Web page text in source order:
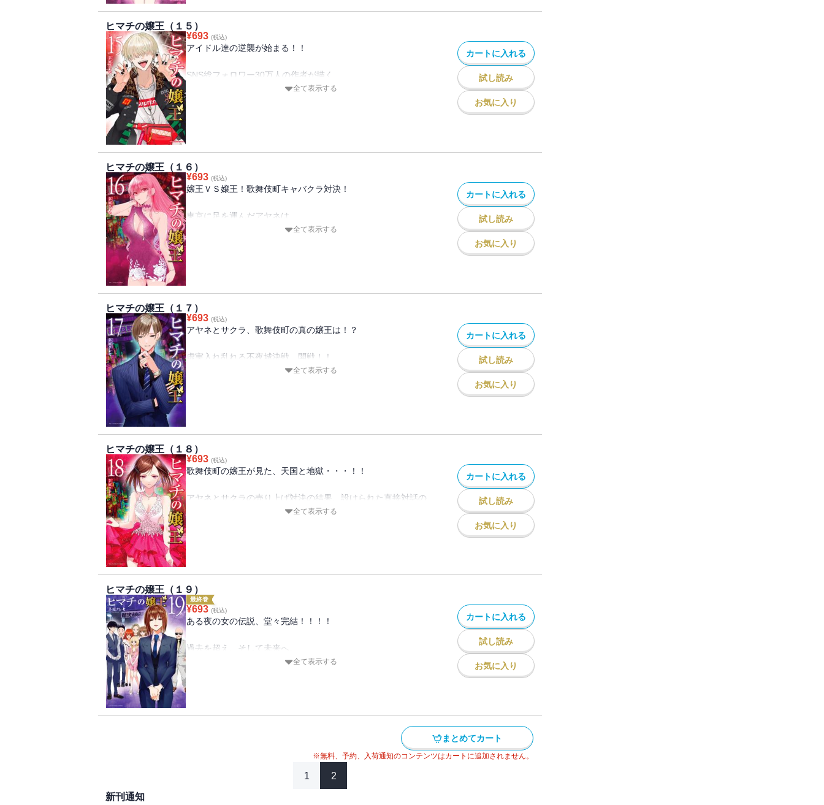
しかし、OSAKA☆Bambi のメンバーには、
パパ活、枕営業、整形、裏垢など
闇の一面もあるようで・・・
SNS総フォロワー30万人の作者が描く
元日本一キャバ嬢の下剋上！
ヒマチの嬢王（１５）
¥693 (税込)
アイドル達の逆襲が始まる！！
SNS総フォロワー30万人の作者が描く
元日本一キャバ嬢の下剋上！
「運営費が足りなくて。」
平野からの依頼によってOSAKA☆Bambiに疑惑を持ち始める
あきづきだが、確証はない。
全て表示する
カートに入れる
試し読み
お気に入り
ヒマチの嬢王（１６）
¥693 (税込)
嬢王ＶＳ嬢王！歌舞伎町キャバクラ対決！
東京に足を運んだアヤネは、
歌舞伎町時代の先輩・セラが経営する店に向かう。
津島は経営者にステップアップし、、
サクラは名実ともに歌舞伎町の嬢王となっていた・・・
そしてひょんなことから、
全て表示する
カートに入れる
試し読み
お気に入り
ヒマチの嬢王（１７）
¥693 (税込)
アヤネとサクラ、歌舞伎町の真の嬢王は！？
虚実入れ乱れる不夜城決戦、開戦！！
対決二日目にかつての嬢王・アヤネに後塵を拝してしまう。
そして迎えた、対決の条件だった
アヤネとサクラの直接対話の場。
そこでサクラが耳にしたのは、
津島が放った言葉とは・・・！？
SNS総フォロワー40万人の作者が描く、
元日本一キャバ嬢の下剋上！！
全て表示する
カートに入れる
試し読み
お気に入り
ヒマチの嬢王（１８）
¥693 (税込)
歌舞伎町の嬢王が見た、天国と地獄・・・！！
アヤネとサクラの売り上げ対決の結果、設けられた直接対話の
彼が吐いた言葉はまさかのプロポーズ！
だがしかし、その言葉すらも津島の打算と計略によるものだっ
た・・・。
一方、津島の下で働いていたユーゴは、
津島の本性と事の真相を知り、反旗を翻すが・・・
それはサクラの運命を大きく揺るがすもので－－－！？
SNS総フォロワー45万人の著者が描く、元日本一キャバ嬢の下
全て表示する
カートに入れる
試し読み
お気に入り
ヒマチの嬢王（１９）
最終巻
¥693 (税込)
ある夜の女の伝説、堂々完結！！！！
過去を超え、そして未来へ。
混迷の歌舞伎町編、決着！
ロボロになったユーゴだった。
そしてアヤネとサクラの誇りを懸けた戦いの行方
全て表示する
カートに入れる
試し読み
お気に入り
まとめてカート
※無料、予約、入荷通知のコンテンツはカートに追加されません。
1 2
新刊通知